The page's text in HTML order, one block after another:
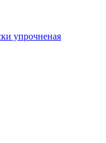
упрочненая